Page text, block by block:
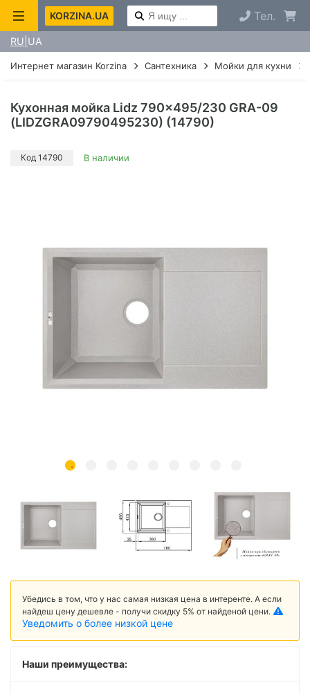
KORZINA.UA Тел.
RU UA
Интернет магазин Korzina Сантехника Мойки для кухни
Кухонная мойка Lidz 790x495/230 GRA-09
(LIDZGRA09790495230) (14790)
Код 14790 В наличии
Убедись в том, что у нас самая низкая цена в интеренте. А если
найдеш цену дешевле - получи скидку 5% от найденой цени.
Уведомить о более низкой цене
Наши преимущества: